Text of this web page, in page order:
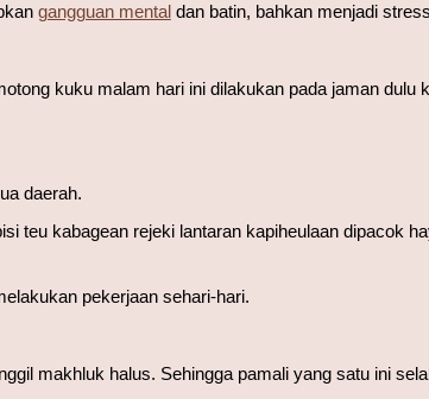
gangguan mental dan batin, bahkan menjadi
kuku malam hari ini dilakukan pada jaman dulu
daerah.
teu kabagean rejeki lantaran kapiheulaan dipacok
pekerjaan sehari-hari.
makhluk halus. Sehingga pamali yang satu ini